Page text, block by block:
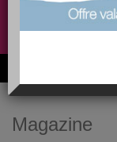
6M de
Magazine